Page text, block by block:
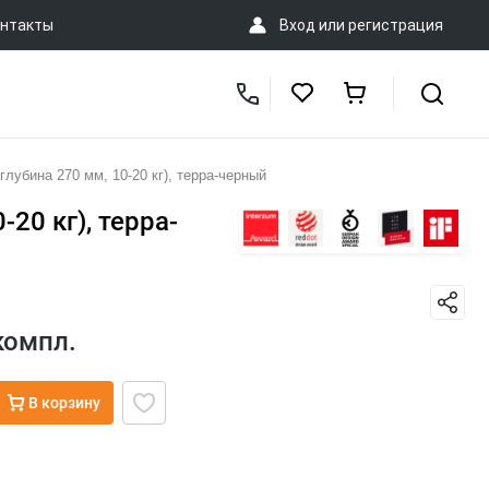
Вход или регистрация
270 мм, 10-20 кг), терра-черный
кг), терра-
В корзину